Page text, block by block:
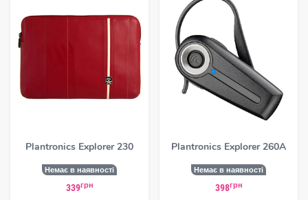
Plantronics Explorer 230
Немає в наявності
339грн
Plantronics Explorer 260A
Немає в наявності
398грн